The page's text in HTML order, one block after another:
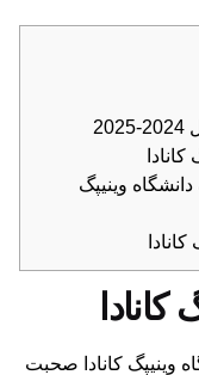
وینیپگ
وینیپگ کانادا صحبت